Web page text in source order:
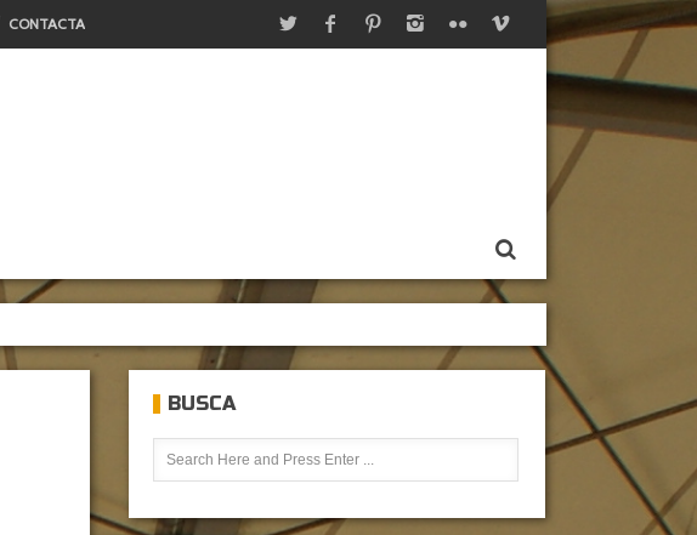
CONTACTA
BUSCA